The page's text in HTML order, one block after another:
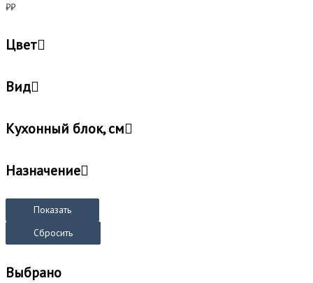
₽₽
Цвет
Вид
Кухонный блок, см
Назначение
Показать
Сбросить
Выбрано